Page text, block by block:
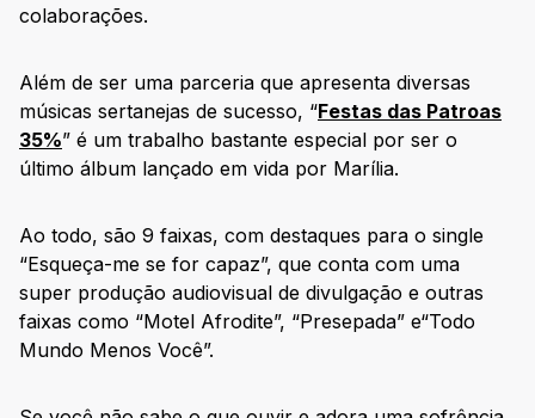
colaborações.
Além de ser uma parceria que apresenta diversas
músicas sertanejas de sucesso, “Festas das Patroas
35%” é um trabalho bastante especial por ser o
último álbum lançado em vida por Marília.
Ao todo, são 9 faixas, com destaques para o single
“Esqueça-me se for capaz”, que conta com uma
super produção audiovisual de divulgação e outras
faixas como “Motel Afrodite”, “Presepada” e“Todo
Mundo Menos Você”.